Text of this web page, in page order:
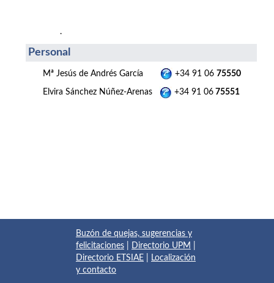
.
Personal
Mª Jesús de Andrés García +34 91 06 75550
Elvira Sánchez Núñez-Arenas +34 91 06 75551
Buzón de quejas, sugerencias y
felicitaciones
Directorio UPM
Directorio ETSIAE
Localización
y contacto